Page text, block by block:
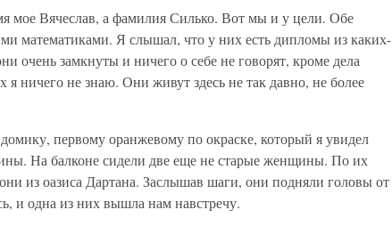
мое Вячеслав, а фамилия Силько. Вот мы и у цели. Обе
математиками. Я слышал, что у них есть дипломы из каких-
очень замкнуты и ничего о себе не говорят, кроме дела
ничего не знаю. Они живут здесь не так давно, не более
первому оранжевому по окраске, который я увидел
На балконе сидели две еще не старые женщины. По их
из оазиса Дартана. Заслышав шаги, они подняли головы от
и одна из них вышла нам навстречу.